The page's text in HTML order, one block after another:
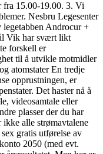
fra 15.00-19.00. 3. Vi
Nesbru Legesenter
Androcur +
Vik har svært likt
forskell er
til å utvikle motmidler
atomstater En tredje
opprustningen, er
Det haster nå å
videosamtale eller
plasser der du har
ikke alle strømavtalene
gratis utførelse av
2050 (med evt.